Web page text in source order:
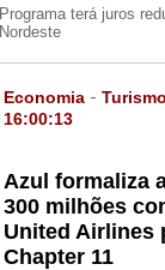
Programa terá juros
Nordeste
Economia -Turismo
16:00:13
Azul formaliza
300 milhões
United Airlines
Chapter 11